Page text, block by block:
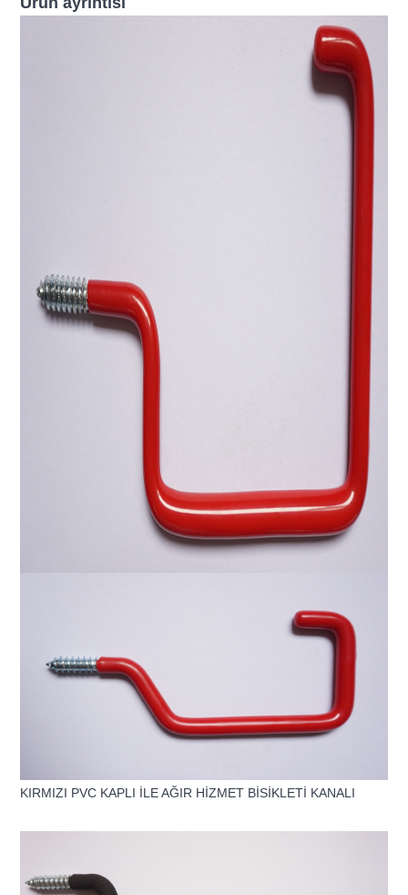
KIRMIZI PVC KAPLI İLE AĞIR HİZMET BİSİKLETİ KANALI